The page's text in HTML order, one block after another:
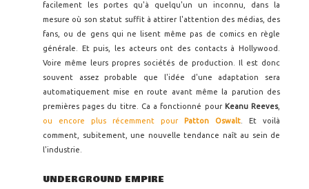
facilement les portes qu'à quelqu'un un inconnu, dans la
mesure où son statut suffit à attirer l'attention des médias, des
fans, ou de gens qui ne lisent même pas de comics en règle
générale. Et puis, les acteurs ont des contacts à Hollywood.
Voire même leurs propres sociétés de production. Il est donc
souvent assez probable que l'idée d'une adaptation sera
automatiquement mise en route avant même la parution des
premières pages du titre. Ca a fonctionné pour Keanu Reeves,
ou encore plus récemment pour Patton Oswalt . Et voilà
comment, subitement, une nouvelle tendance naît au sein de
l'industrie.
UNDERGROUND EMPIRE